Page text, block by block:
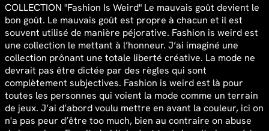
COLLECTION "Fashion Is Weird" Le mauvais goût devient le
bon goût. Le mauvais goût est propre à chacun et il est
souvent utilisé de manière péjorative. Fashion is weird est
une collection le mettant à l’honneur. J’ai imaginé une
collection prônant une totale liberté créative. La mode ne
devrait pas être dictée par des règles qui sont
complètement subjectives. Fashion is weird est là pour
toutes les personnes qui voient la mode comme un terrain
de jeux. J’ai d’abord voulu mettre en avant la couleur, ici on
n'a pas peur d’être too much, bien au contraire on abuse